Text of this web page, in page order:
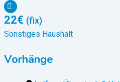
22€ (fix)
Sonstiges Haushalt
Vorhänge